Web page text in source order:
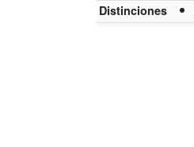
Distinciones